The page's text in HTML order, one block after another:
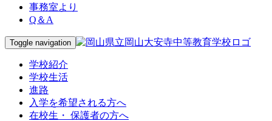
事務室より
Q＆A
Toggle navigation
学校紹介
学校生活
進路
入学を希望される方へ
在校生・ 保護者の方へ